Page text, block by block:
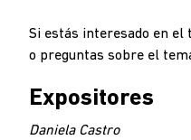
Si estás interesado en el
o preguntas sobre el
Expositores
Daniela Castro